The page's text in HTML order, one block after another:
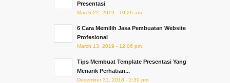
Presentasi
March 22, 2019 - 10:26 am
6 Cara Memilih Jasa Pembuatan Website
Profesional
March 13, 2019 - 12:06 pm
Tips Membuat Template Presentasi Yang
Menarik Perhatian...
December 31, 2018 - 2:30 pm